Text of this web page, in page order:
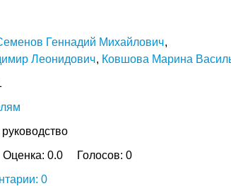
Геннадий Михайлович
Леонидович
Ковшова Марина
руководство
Оценка: 0.0 Голосов: 0
0